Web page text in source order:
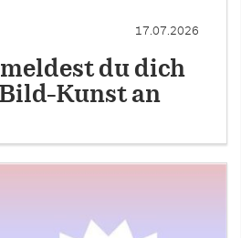
17.07.2026
du dich
Kunst an